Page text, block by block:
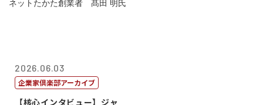
2026.06.03
企業家倶楽部アーカイブ
【核心インタビュー】ジャ